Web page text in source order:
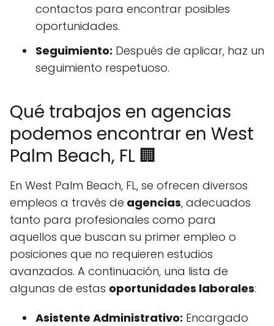
contactos para encontrar posibles
oportunidades.
Seguimiento: Después de aplicar, haz un
seguimiento respetuoso.
Qué trabajos en agencias
podemos encontrar en West
Palm Beach, FL 🏢
En West Palm Beach, FL, se ofrecen diversos
empleos a través de agencias, adecuados
tanto para profesionales como para
aquellos que buscan su primer empleo o
posiciones que no requieren estudios
avanzados. A continuación, una lista de
algunas de estas oportunidades laborales:
Asistente Administrativo: Encargado